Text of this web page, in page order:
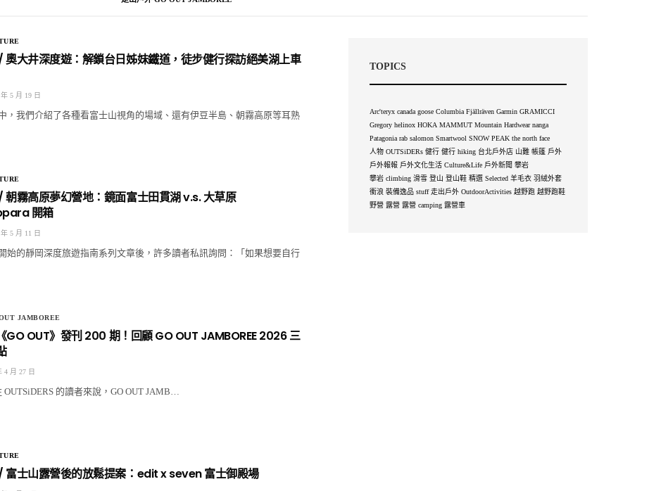
奧大井深度遊：解鎖台日姊妹鐵道，徒步健行探訪絕美湖上車
5 月 19 日
，我們介紹了各種看富士山視角的場域、還有伊豆半島、朝霧高原等耳熟
朝霧高原夢幻營地：鏡面富士田貫湖 v.s. 大草原
開箱
5 月 11 日
始的靜岡深度旅遊指南系列文章後，許多讀者私訊詢問：「如果想要自行
JAMBOREE
GO OUT》發刊 200 期！回顧 GO OUT JAMBOREE 2026 三
4 月 27 日
OUTSiDERS 的讀者來說，GO OUT JAMB…
富士山露營後的放鬆提案：edit x seven 富士御殿場
TOPICS
Arc'teryx canada goose Columbia Fjällräven Garmin GRAMICCI
Gregory helinox HOKA MAMMUT Mountain Hardwear nanga
Patagonia rab salomon Smartwool SNOW PEAK the north face
人物 OUTSiDERs 健行 健行 hiking 台北戶外店 山難 帳篷 戶外
戶外報報 戶外文化生活 Culture&Life 戶外新聞 攀岩
攀岩 climbing 滑雪 登山 登山鞋 精選 Selected 羊毛衣 羽絨外套
衝浪 裝備逸品 stuff 走出戶外 OutdoorActivities 越野跑 越野跑鞋
野營 露營 露營 camping 露營車